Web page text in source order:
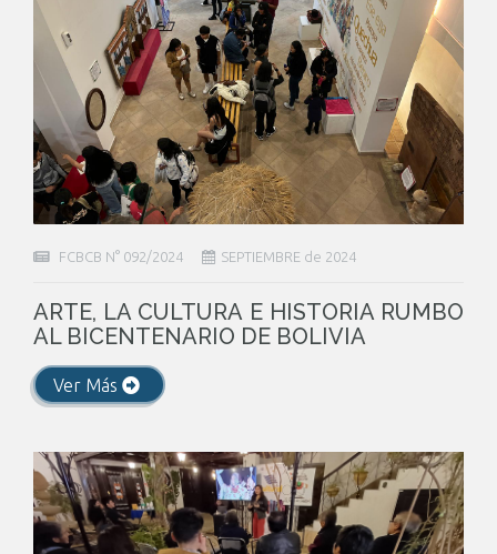
FCBCB N° 092/2024 SEPTIEMBRE de 2024
ARTE, LA CULTURA E HISTORIA RUMBO
AL BICENTENARIO DE BOLIVIA
Ver Más